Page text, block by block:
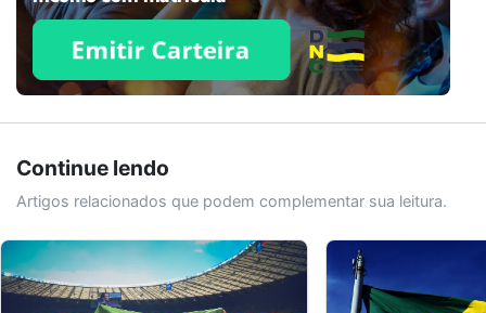
Continue lendo
Artigos relacionados que podem complementar sua leitura.